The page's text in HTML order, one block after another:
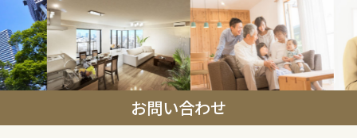
お問い合わせ